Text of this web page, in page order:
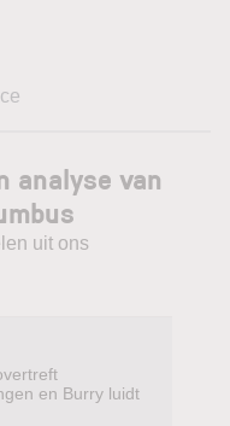
analyse van
uit ons
en Burry luidt